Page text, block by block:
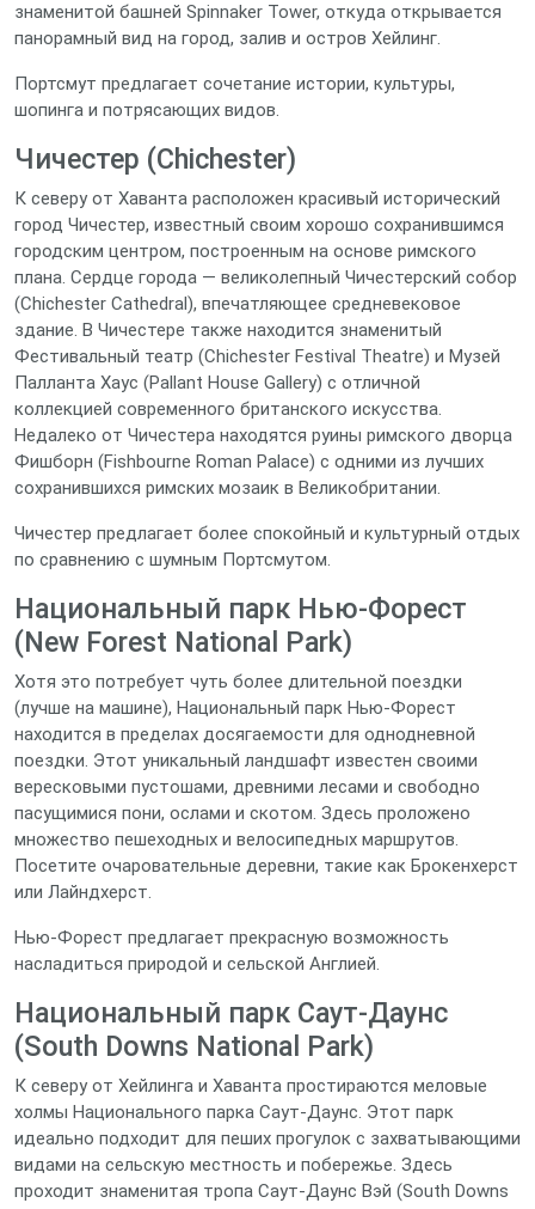
знаменитой башней Spinnaker Tower, откуда открывается
панорамный вид на город, залив и остров Хейлинг.
Портсмут предлагает сочетание истории, культуры,
шопинга и потрясающих видов.
Чичестер (Chichester)
К северу от Хаванта расположен красивый исторический
город Чичестер, известный своим хорошо сохранившимся
городским центром, построенным на основе римского
плана. Сердце города — великолепный Чичестерский собор
(Chichester Cathedral), впечатляющее средневековое
здание. В Чичестере также находится знаменитый
Фестивальный театр (Chichester Festival Theatre) и Музей
Палланта Хаус (Pallant House Gallery) с отличной
коллекцией современного британского искусства.
Недалеко от Чичестера находятся руины римского дворца
Фишборн (Fishbourne Roman Palace) с одними из лучших
сохранившихся римских мозаик в Великобритании.
Чичестер предлагает более спокойный и культурный отдых
по сравнению с шумным Портсмутом.
Национальный парк Нью-Форест
(New Forest National Park)
Хотя это потребует чуть более длительной поездки
(лучше на машине), Национальный парк Нью-Форест
находится в пределах досягаемости для однодневной
поездки. Этот уникальный ландшафт известен своими
вересковыми пустошами, древними лесами и свободно
пасущимися пони, ослами и скотом. Здесь проложено
множество пешеходных и велосипедных маршрутов.
Посетите очаровательные деревни, такие как Брокенхерст
или Лайндхерст.
Нью-Форест предлагает прекрасную возможность
насладиться природой и сельской Англией.
Национальный парк Саут-Даунс
(South Downs National Park)
К северу от Хейлинга и Хаванта простираются меловые
холмы Национального парка Саут-Даунс. Этот парк
идеально подходит для пеших прогулок с захватывающими
видами на сельскую местность и побережье. Здесь
проходит знаменитая тропа Саут-Даунс Вэй (South Downs